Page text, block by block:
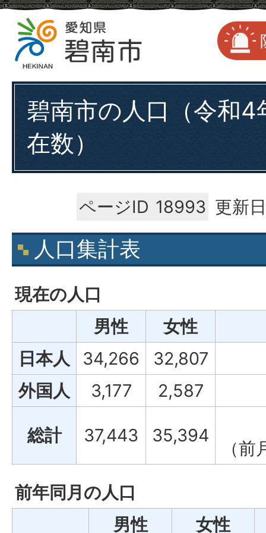
碧南市の人口（令和4
在数）
ページID 18993 更新
人口集計表
現在の人口
男性
女性
日本人
34,266
32,807
外国人
3,177 2,587
総計 37,443 35,394
（
前年同月の人口
男性
女性